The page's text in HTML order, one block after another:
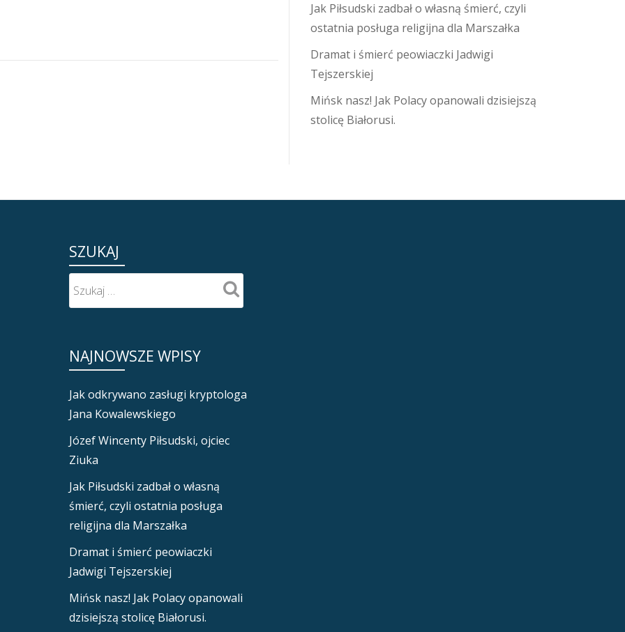
Jak Piłsudski zadbał o własną śmierć, czyli
ostatnia posługa religijna dla Marszałka
Dramat i śmierć peowiaczki Jadwigi
Tejszerskiej
Mińsk nasz! Jak Polacy opanowali dzisiejszą
stolicę Białorusi.
SZUKAJ
NAJNOWSZE WPISY
Jak odkrywano zasługi kryptologa
Jana Kowalewskiego
Józef Wincenty Piłsudski, ojciec
Ziuka
Jak Piłsudski zadbał o własną
śmierć, czyli ostatnia posługa
religijna dla Marszałka
Dramat i śmierć peowiaczki
Jadwigi Tejszerskiej
Mińsk nasz! Jak Polacy opanowali
dzisiejszą stolicę Białorusi.